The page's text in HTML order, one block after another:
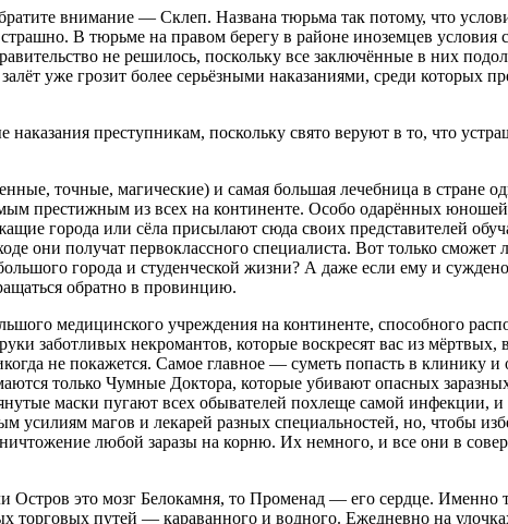
внимание — Склеп. Названа тюрьма так потому, что
В тюрьме на правом берегу в районе иноземцев
не решилось, поскольку все заключённые в них
уже грозит более серьёзными наказаниями, среди которых
преступникам, поскольку свято веруют в то, что
точные, магические) и самая большая лечебница в стране
престижным из всех на континенте. Особо одарённых
города или сёла присылают сюда своих представителей
они получат первоклассного специалиста. Вот только сможет
города и студенческой жизни? А даже если ему и
обратно в провинцию.
медицинского учреждения на континенте, способного
заботливых некромантов, которые воскресят вас из
не покажется. Самое главное — суметь попасть в клинику и
только Чумные Доктора, которые убивают опасных
маски пугают всех обывателей похлеще самой инфекции, и
усилиям магов и лекарей разных специальностей, но, чтобы
любой заразы на корню. Их немного, и все они в
это мозг Белокамня, то Променад — его сердце. Именно
торговых путей — караванного и водного. Ежедневно на